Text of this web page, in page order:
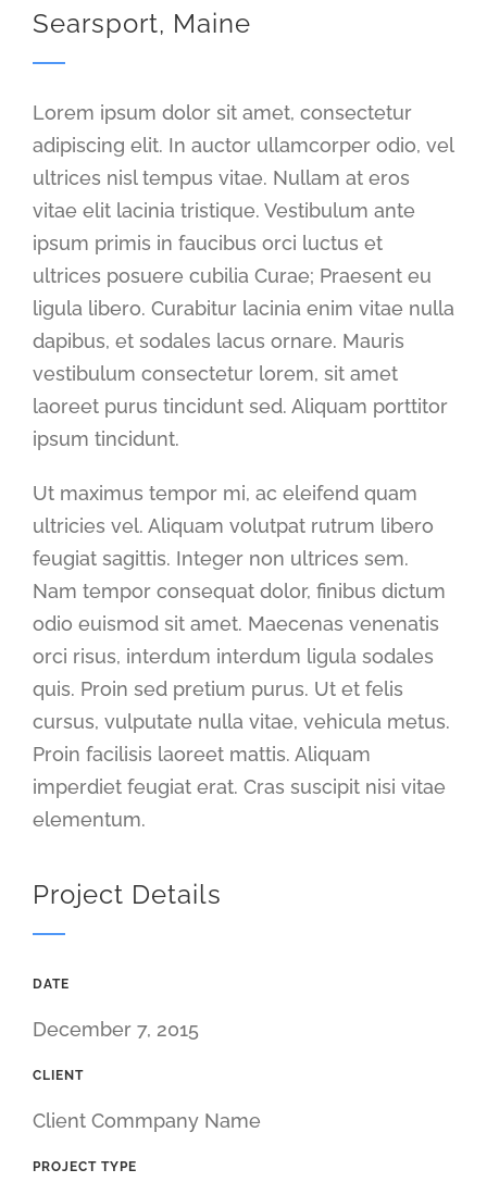
Searsport, Maine
Lorem ipsum dolor sit amet, consectetur
adipiscing elit. In auctor ullamcorper odio, vel
ultrices nisl tempus vitae. Nullam at eros
vitae elit lacinia tristique. Vestibulum ante
ipsum primis in faucibus orci luctus et
ultrices posuere cubilia Curae; Praesent eu
ligula libero. Curabitur lacinia enim vitae nulla
dapibus, et sodales lacus ornare. Mauris
vestibulum consectetur lorem, sit amet
laoreet purus tincidunt sed. Aliquam porttitor
ipsum tincidunt.
Ut maximus tempor mi, ac eleifend quam
ultricies vel. Aliquam volutpat rutrum libero
feugiat sagittis. Integer non ultrices sem.
Nam tempor consequat dolor, finibus dictum
odio euismod sit amet. Maecenas venenatis
orci risus, interdum interdum ligula sodales
quis. Proin sed pretium purus. Ut et felis
cursus, vulputate nulla vitae, vehicula metus.
Proin facilisis laoreet mattis. Aliquam
imperdiet feugiat erat. Cras suscipit nisi vitae
elementum.
Project Details
DATE
December 7, 2015
CLIENT
Client Commpany Name
PROJECT TYPE